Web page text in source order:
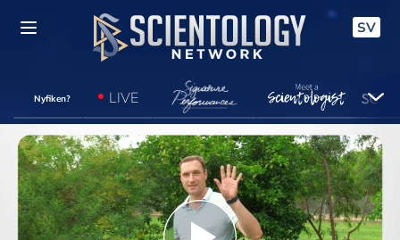
SV
Nyfiken? LIVE